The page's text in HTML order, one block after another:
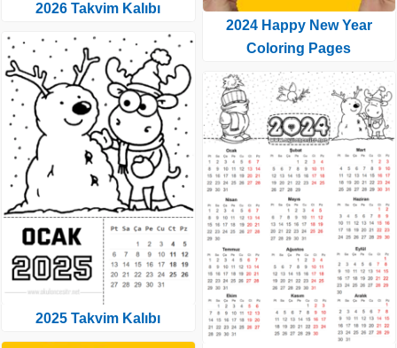
2026 Takvim Kalıbı
2025 Takvim Kalıbı
2024 Happy New Year
Coloring Pages